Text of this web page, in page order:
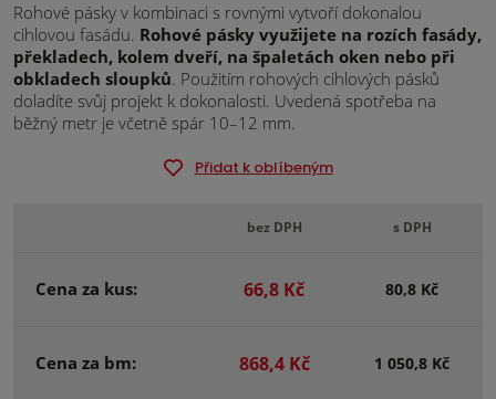
Rohové pásky v kombinaci s rovnými vytvoří dokonalou
cihlovou fasádu. Rohové pásky využijete na rozích fasády,
překladech, kolem dveří, na špaletách oken nebo při
obkladech sloupků. Použitím rohových cihlových pásků
doladíte svůj projekt k dokonalosti. Uvedená spotřeba na
běžný metr je včetně spár 10–12 mm.
Přidat k oblíbeným
bez DPH s DPH
Cena za kus: 66,8 Kč 80,8 Kč
Cena za bm: 868,4 Kč 1 050,8 Kč